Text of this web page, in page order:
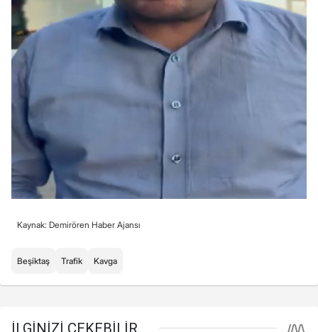
Kaynak: Demirören Haber Ajansı
Beşiktaş Trafik Kavga